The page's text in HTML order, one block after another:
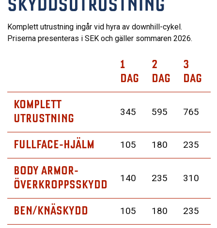
SKYDDSUTRUSTNING
Komplett utrustning ingår vid hyra av downhill-cykel.
Priserna presenteras i SEK och gäller sommaren 2026.
1
DAG
2
DAG
3
DAG
KOMPLETT
UTRUSTNING
345 595 765
FULLFACE-HJÄLM 105 180 235
BODY ARMOR-
ÖVERKROPPSSKYDD
140 235 310
BEN/KNÄSKYDD 105 180 235